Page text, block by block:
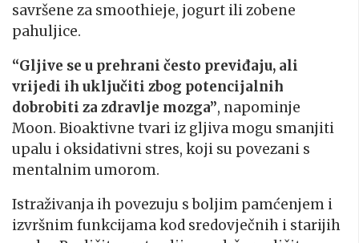
savršene za smoothieje, jogurt ili zobene
pahuljice.
“Gljive se u prehrani često previđaju, ali
vrijedi ih uključiti zbog potencijalnih
dobrobiti za zdravlje mozga”, napominje
Moon. Bioaktivne tvari iz gljiva mogu smanjiti
upalu i oksidativni stres, koji su povezani s
mentalnim umorom.
Istraživanja ih povezuju s boljim pamćenjem i
izvršnim funkcijama kod sredovječnih i starijih